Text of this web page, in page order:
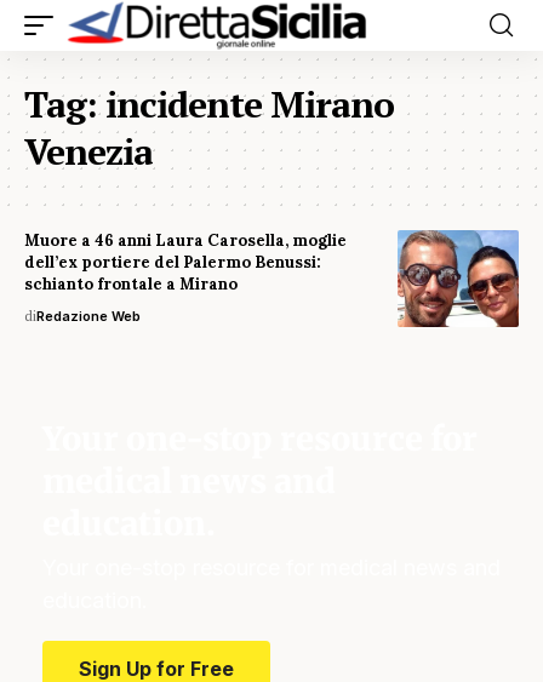
Tag:incidente Mirano
Venezia
Muore a 46 anni Laura Carosella, moglie
dell’ex portiere del Palermo Benussi:
schianto frontale a Mirano
diRedazione Web
Sign Up for Free